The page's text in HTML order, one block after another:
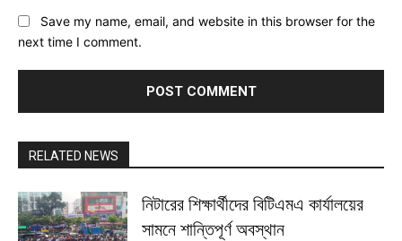
Save my name, email, and website in this browser for the
next time I comment.
RELATED NEWS
নিটারের শিক্ষার্থীদের বিটিএমএ কার্যালয়ের
সামনে শান্তিপূর্ণ অবস্থান